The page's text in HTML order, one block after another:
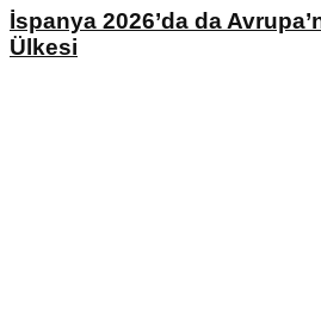
İspanya 2026’da da
Ülkesi